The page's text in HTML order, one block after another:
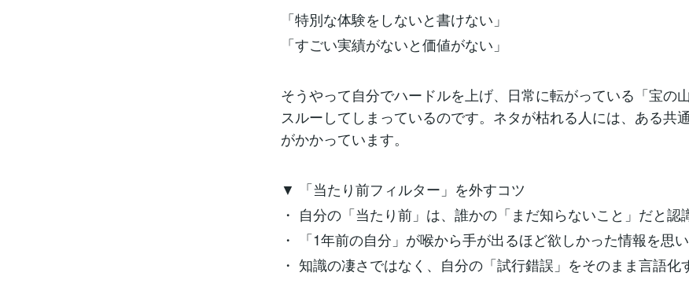
「特別な体験をしないと書けない」
「すごい実績がないと価値がない」
そうやって自分でハードルを上げ、日常に転がっている「宝の
スルーしてしまっているのです。ネタが枯れる人には、ある共
がかかっています。
▼ 「当たり前フィルター」を外すコツ
・ 自分の「当たり前」は、誰かの「まだ知らないこと」だと認
・ 「1年前の自分」が喉から手が出るほど欲しかった情報を思
・ 知識の凄さではなく、自分の「試行錯誤」をそのまま言語化